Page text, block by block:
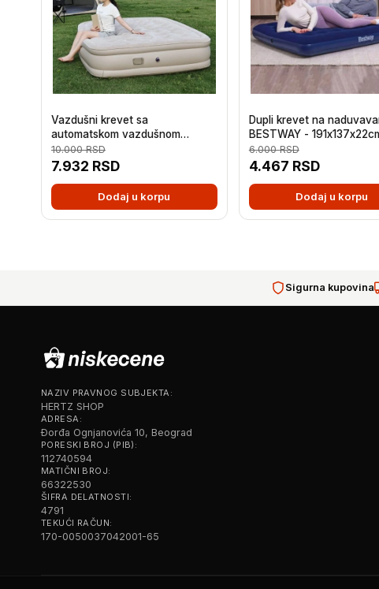
Vazdušni krevet sa
automatskom vazdušnom
pumpom - Leedsooy -
200x150x40 cm
7.932 RSD
10.000RSD
Dodaj u korpu
Dupli krevet na
BESTWAY -
4.467 RSD
6.000RSD
Dodaj u korpu
Sigurna kupovina
NAZIV PRAVNOG SUBJEKTA:
HERTZ SHOP
ADRESA:
Đorđa Ognjanovića 10, Beograd
PORESKI BROJ (PIB):
112740594
MATIČNI BROJ:
66322530
ŠIFRA DELATNOSTI:
4791
TEKUĆI RAČUN:
170-0050037042001-65